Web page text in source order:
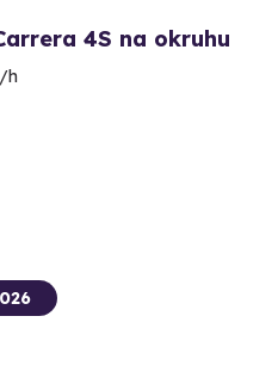
4S na okruhu
h